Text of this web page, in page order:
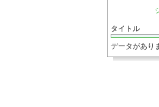
タイトル
データがあり